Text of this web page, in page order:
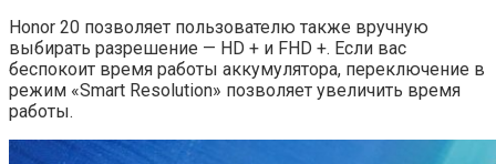
Honor 20 позволяет пользователю также вручную
выбирать разрешение — HD + и FHD +. Если вас
беспокоит время работы аккумулятора, переключение в
режим «Smart Resolution» позволяет увеличить время
работы.